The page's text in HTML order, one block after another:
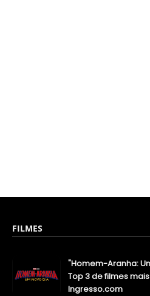
FILMES
"Homem-Aranha:
Top 3 de filmes
Ingresso.com